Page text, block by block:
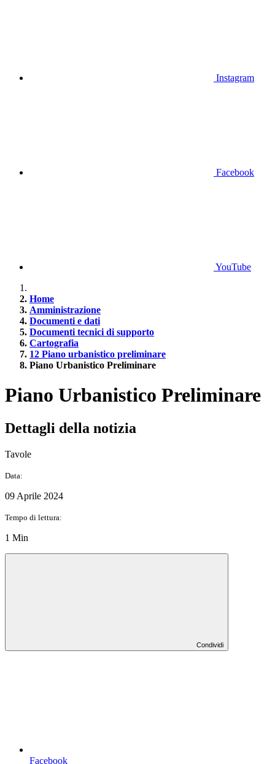
Instagram
Facebook
YouTube
Home
Amministrazione
Documenti e dati
Documenti tecnici di supporto
Cartografia
12 Piano urbanistico preliminare
Piano Urbanistico Preliminare
Piano Urbanistico Preliminare
Dettagli della notizia
Tavole
Data:
09 Aprile 2024
Tempo di lettura:
1 Min
Condividi
Facebook